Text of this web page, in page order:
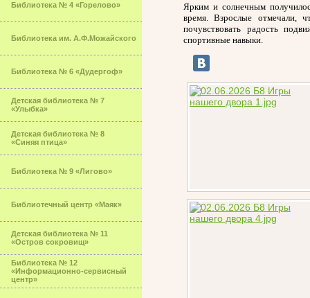
Библиотека № 4 «Горелово»
Библиотека им. А.Ф.Можайского
Библиотека № 6 «Дудергоф»
Детская библиотека № 7
«Улыбка»
Детская библиотека № 8
«Синяя птица»
Библиотека № 9 «Лигово»
Библиотечный центр «Маяк»
Детская библиотека № 11
«Остров сокровищ»
Библиотека № 12
«Информационно-сервисный
центр»
Ярким и солнечным
время.Взрослые отмечали,
почувствовать радость
спортивные навыки.